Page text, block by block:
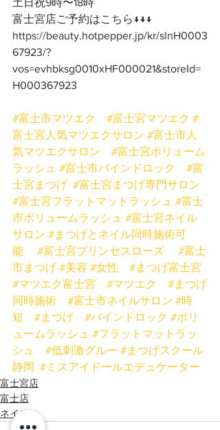
土日祝9時〜18時
富士宮店ご予約はこちら↓↓↓
https://beauty.hotpepper.jp/kr/slnH0003
67923/?
vos=evhbksg0010xHF000021&storeId=
H000367923
#富士市マツエク #富士宮マツエク #
富士宮人気マツエクサロン #富士市人
気マツエクサロン
#富士宮ボリューム
ラッシュ #富士市バインドロック
#富
士宮まつげ #富士宮まつげ専門サロン
#富士宮フラットマットラッシュ #富士
市ボリュームラッシュ #富士宮ネイル
サロン #まつげとネイル同時施術可
能
#富士宮プリンセスローズ
#富士
市まつげ #美容 #女性
#まつげ富士宮
#マツエク富士宮
#マツエク
#まつげ
同時施術
#富士市ネイルサロン #時
短
#まつげ #バインドロック #ボリ
ュームラッシュ #フラットマットラッ
シュ
#低刺激グルー #まつげスクール
静岡 #ミスアイドールエデュケーター
富士宮店
富士店
ネイル